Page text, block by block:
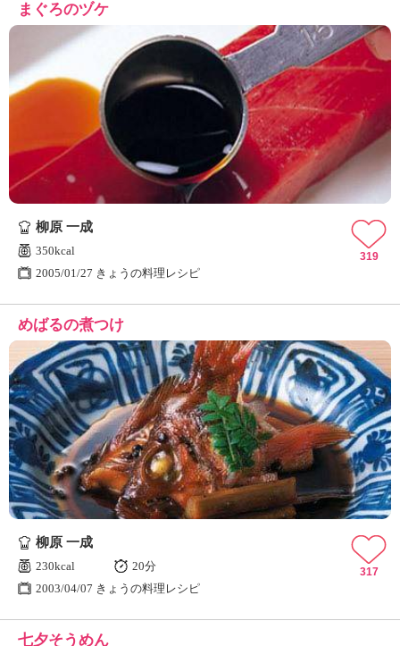
まぐろのヅケ
柳原 一成
350kcal
2005/01/27 きょうの料理レシピ
319
めばるの煮つけ
柳原 一成
230kcal
20分
2003/04/07 きょうの料理レシピ
317
七夕そうめん